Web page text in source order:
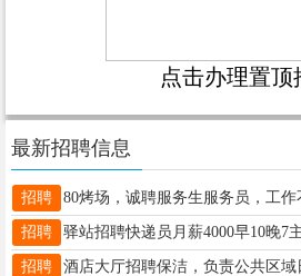
点击办理置顶
最新招聘信息
招聘
招聘
招聘